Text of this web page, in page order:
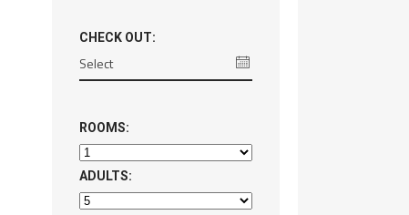
CHECK OUT:
ROOMS:
ADULTS: